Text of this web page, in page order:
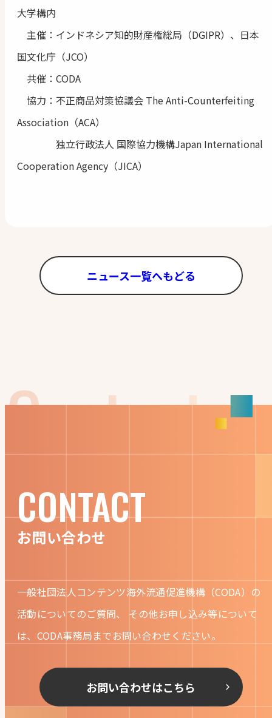
大学構内
主催：インドネシア知的財産権総局（DGIPR）、日本
国文化庁（JCO）
共催：CODA
協力：不正商品対策協議会 The Anti-Counterfeiting
Association（ACA）
独立行政法人 国際協力機構Japan International
Cooperation Agency（JICA）
ニュース一覧へもどる
CONTACT
お問い合わせ
一般社団法人コンテンツ海外流通促進機構（CODA）の
活動についてのご質問、
その他お申し込み等について
は、CODA事務局までお問い合わせください。
お問い合わせはこちら